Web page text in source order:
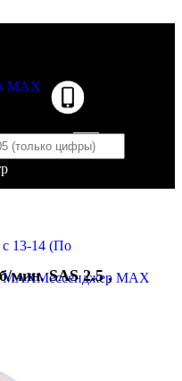
13-14 (По
Мессенджер MAX
мин. SAS 2.5 ,